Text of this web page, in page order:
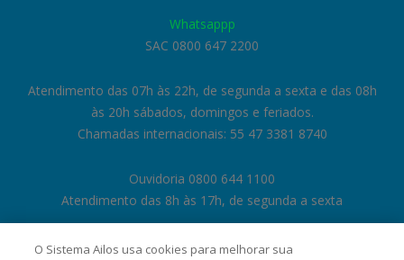
Whatsappp
SAC 0800 647 2200
Atendimento das 07h às 22h, de segunda a sexta e das 08h
às 20h sábados, domingos e feriados.
Chamadas internacionais: 55 47 3381 8740
Ouvidoria 0800 644 1100
Atendimento das 8h às 17h, de segunda a sexta
O Sistema Ailos usa cookies para melhorar sua